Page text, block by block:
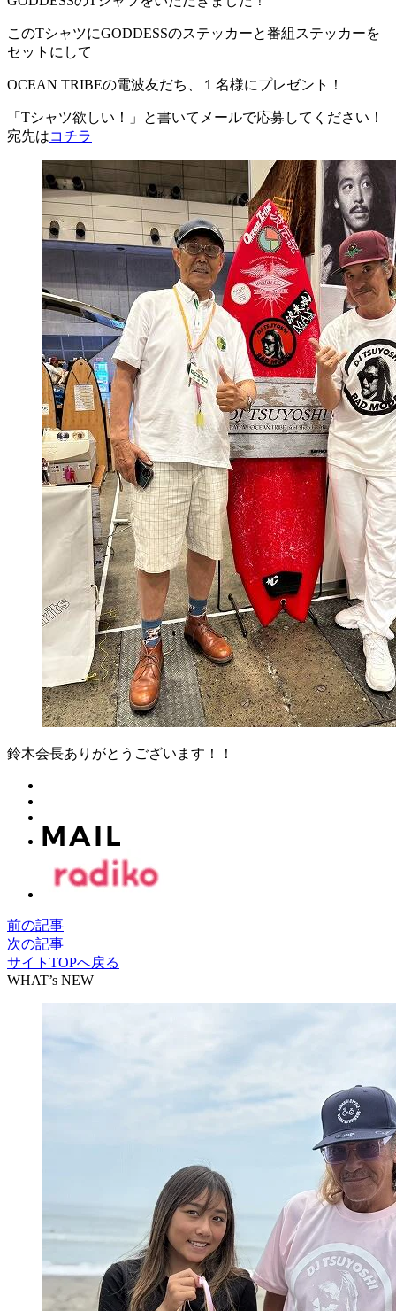
このTシャツにGODDESSのステッカーと番組ステッカーを
セットにして
OCEAN TRIBEの電波友だち、１名様にプレゼント！
「Tシャツ欲しい！」と書いてメールで応募してください！
宛先はコチラ
鈴木会長ありがとうございます！！
前の記事
次の記事
サイトTOPへ戻る
WHAT’s NEW